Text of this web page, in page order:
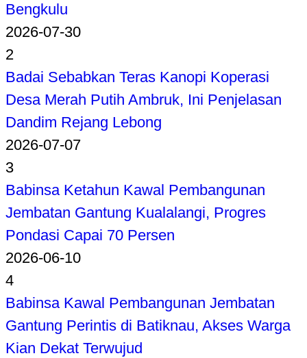
Bengkulu
2026-07-30
2
Badai Sebabkan Teras Kanopi Koperasi
Desa Merah Putih Ambruk, Ini Penjelasan
Dandim Rejang Lebong
2026-07-07
3
Babinsa Ketahun Kawal Pembangunan
Jembatan Gantung Kualalangi, Progres
Pondasi Capai 70 Persen
2026-06-10
4
Babinsa Kawal Pembangunan Jembatan
Gantung Perintis di Batiknau, Akses Warga
Kian Dekat Terwujud